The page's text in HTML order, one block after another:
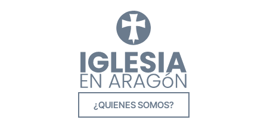
¿QUIENES SOMOS?